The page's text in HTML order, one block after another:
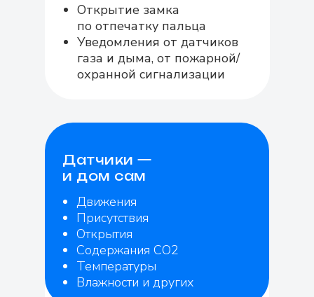
Открытие замка
по отпечатку пальца
Уведомления от датчиков
газа и дыма, от пожарной/
охранной сигнализации
Датчики —
и дом сам
Движения
Присутствия
Открытия
Содержания CO2
Температуры
Влажности и других